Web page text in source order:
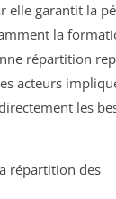
elle garantit la
la
répartition
acteurs
les
répartition des